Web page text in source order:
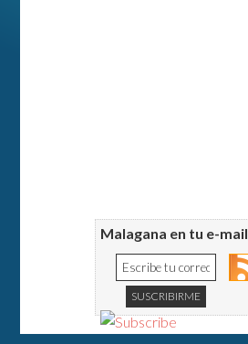
Malagana en tu e-mail